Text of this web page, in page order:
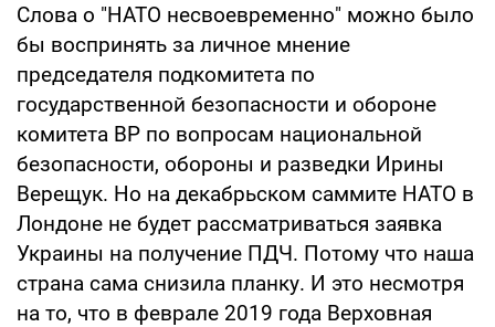
Слова о "НАТО несвоевременно" можно было
бы воспринять за личное мнение
председателя подкомитета по
государственной безопасности и обороне
комитета ВР по вопросам национальной
безопасности, обороны и разведки Ирины
Верещук. Но на декабрьском саммите НАТО в
Лондоне не будет рассматриваться заявка
Украины на получение ПДЧ. Потому что наша
страна сама снизила планку. И это несмотря
на то, что в феврале 2019 года Верховная